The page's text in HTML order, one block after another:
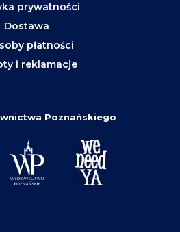
prywatności
Dostawa
płatności
i reklamacje
Poznańskiego